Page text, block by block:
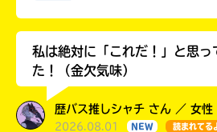
私は絶対に「これだ！」と思っ
た！（金欠気味）
歴バス推しシャチ さん ／ 女
2026.08.01 NEW 読まれてる